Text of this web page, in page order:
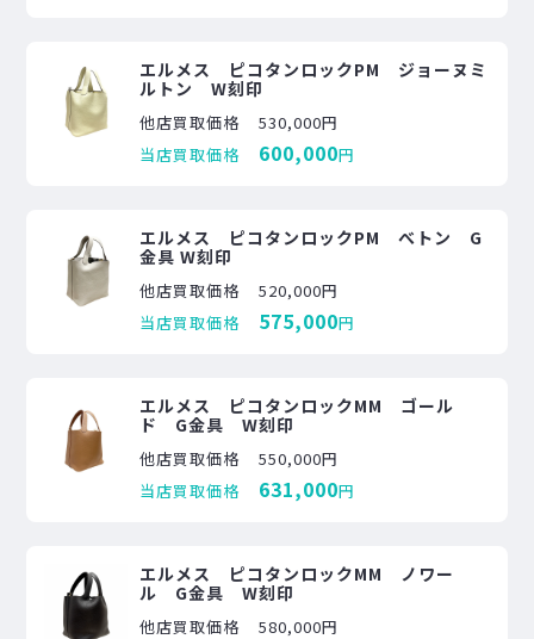
エルメス ピコタンロックPM ジョーヌミ
ルトン W刻印
他店買取価格
530,000円
当店買取価格
600,000円
エルメス ピコタンロックPM べトン G
金具 W刻印
他店買取価格
520,000円
当店買取価格
575,000円
エルメス ピコタンロックMM ゴール
ド G金具 W刻印
他店買取価格
550,000円
当店買取価格
631,000円
エルメス ピコタンロックMM ノワー
ル G金具 W刻印
他店買取価格
580,000円